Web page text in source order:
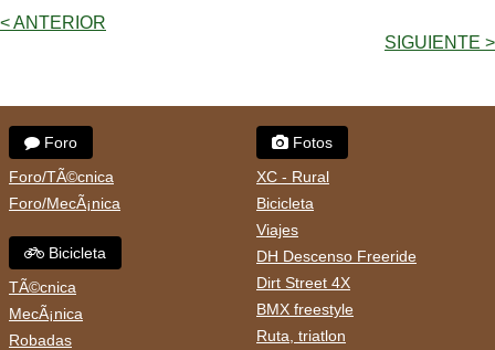
< ANTERIOR
SIGUIENTE >
Foro
Foro/TÃ©cnica
Foro/MecÃ¡nica
Bicicleta
TÃ©cnica
MecÃ¡nica
Robadas
Fotos
XC - Rural
Bicicleta
Viajes
DH Descenso Freeride
Dirt Street 4X
BMX freestyle
Ruta, triatlon